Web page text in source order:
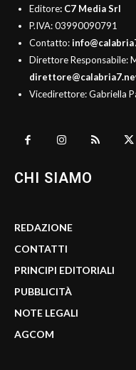
Editore: C7 Media Srl
P.IVA: 03990090791
Contatto:
Direttore Responsabile:
Vicedirettore: Gabriella
CHI SIAMO
REDAZIONE
CONTATTI
PRINCIPI EDITORIALI
PUBBLICITÀ
NOTE LEGALI
AGCOM